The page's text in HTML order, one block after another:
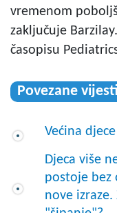
vremenom
zaključuje
časopisu
Povezane vijesti
Većina
Djeca više
postoje bez
nove